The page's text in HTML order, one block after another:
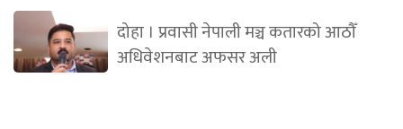
दोहा । प्रवासी नेपाली मञ्च कतारको आठौँ
अधिवेशनबाट अफसर अली